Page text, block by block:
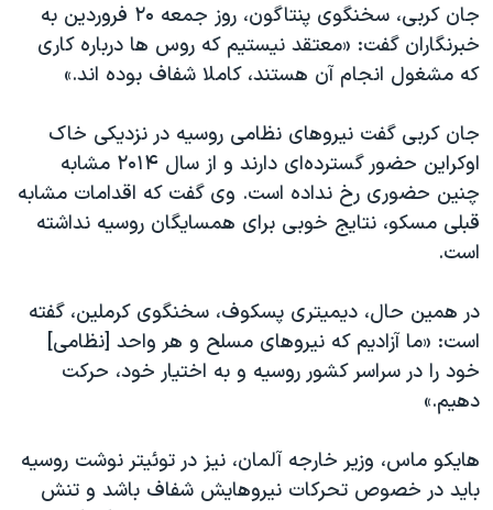
جان کربی، سخنگوی پنتاگون، روز جمعه ۲۰ فروردین به
خبرنگاران گفت: «معتقد نیستیم که روس ها درباره کاری
که مشغول انجام آن هستند، کاملا شفاف بوده اند.»
جان کربی گفت نیروهای نظامی روسیه در نزدیکی خاک
اوکراین حضور گسترده‌ای دارند و از سال ۲۰۱۴ مشابه
چنین حضوری رخ نداده است. وی گفت که اقدامات مشابه
قبلی مسکو، نتایج خوبی برای همسایگان روسیه نداشته
است.
در همین حال، دیمیتری پسکوف، سخنگوی کرملین، گفته
است: «ما آزادیم که نیروهای مسلح و هر واحد [نظامی]
خود را در سراسر کشور روسیه و به اختیار خود، حرکت
دهیم.»
هایکو ماس، وزیر خارجه آلمان، نیز در توئیتر نوشت روسیه
باید در خصوص تحرکات نیروهایش شفاف باشد و تنش